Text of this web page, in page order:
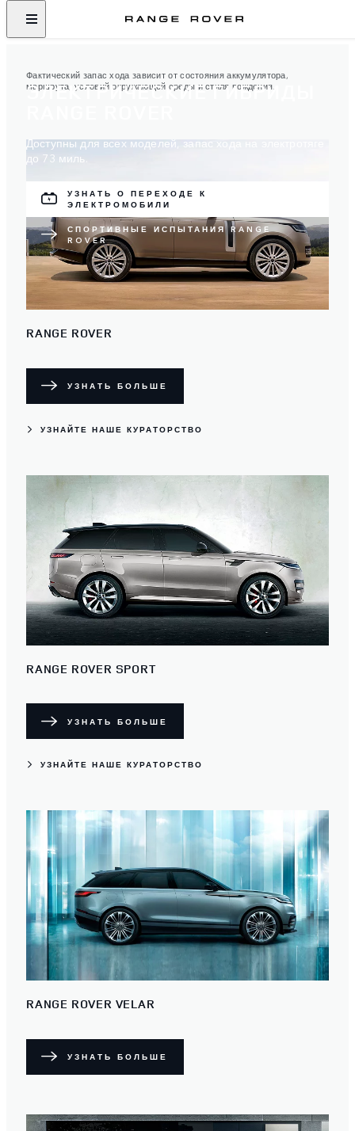
ЭЛЕКТРИЧЕСКИЕ ГИБРИДЫ
Доступны для всех моделей, запас хода на электротяге
до 73 миль.
УЗНАТЬ О ПЕРЕХОДЕ К
ЭЛЕКТРОМОБИЛИ
СПОРТИВНЫЕ ИСПЫТАНИЯ RANGE
ROVER
Фактический запас хода зависит от состояния аккумулятора,
маршрута, условий окружающей среды и стиля вождения.
RANGE ROVER
УЗНАТЬ БОЛЬШЕ
УЗНАЙТЕ НАШЕ КУРАТОРСТВО
RANGE ROVER SPORT
УЗНАТЬ БОЛЬШЕ
УЗНАЙТЕ НАШЕ КУРАТОРСТВО
RANGE ROVER VELAR
УЗНАТЬ БОЛЬШЕ